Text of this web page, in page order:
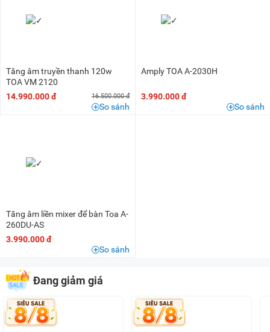
Tăng âm truyền thanh 120w
TOA VM 2120
14.990.000 đ
16.500.000 đ
So sánh
Amply TOA A-2030H
3.990.000 đ
So sánh
Tăng âm liền mixer để bàn Toa A-
260DU-AS
3.990.000 đ
So sánh
Đang giảm giá